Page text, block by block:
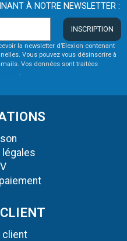
À NOTRE NEWSLETTER :
INSCRIPTION
la newsletter d’Elexion contenant
Vous pouvez vous désinscrire à
Vos données sont traitées
.
client